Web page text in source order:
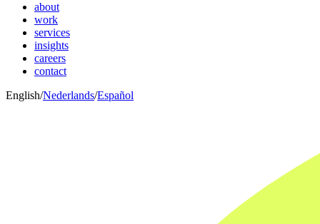
about
work
services
insights
careers
contact
English/Nederlands/Español